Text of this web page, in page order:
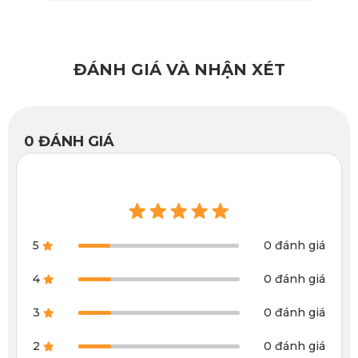
ĐÁNH GIÁ VÀ NHẬN XÉT
0 ĐÁNH GIÁ
5 0 đánh giá
4 0 đánh giá
3 0 đánh giá
2 0 đánh giá